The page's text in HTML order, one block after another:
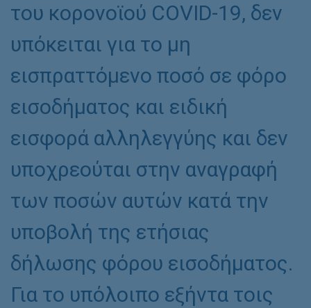
του κορονοϊού COVID-19, δεν
υπόκειται για το μη
εισπραττόμενο ποσό σε φόρο
εισοδήματος και ειδική
εισφορά αλληλεγγύης και δεν
υποχρεούται στην αναγραφή
των ποσών αυτών κατά την
υποβολή της ετήσιας
δήλωσης φόρου εισοδήματος.
Για τo υπόλοιπο εξήντα τοις